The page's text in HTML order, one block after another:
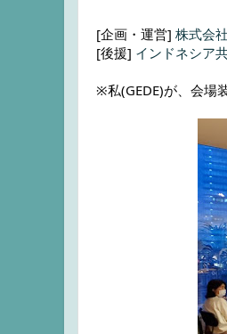
[企画・運営] 株式会
[後援] インドネシア
※私(GEDE)が、 会場